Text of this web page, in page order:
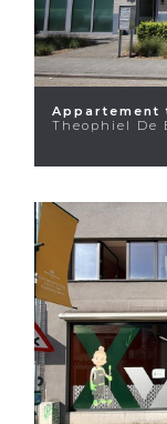
Appartement
Theophiel De